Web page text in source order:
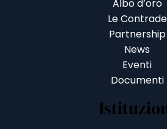
Albo d’oro
Le Contrade
Partnership
News
Eventi
Documenti